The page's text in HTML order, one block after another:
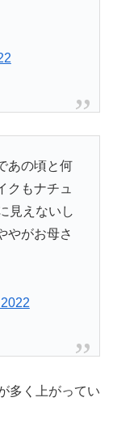
あの頃と何
クもナチュ
見えないし
やがお母さ
多く上がってい